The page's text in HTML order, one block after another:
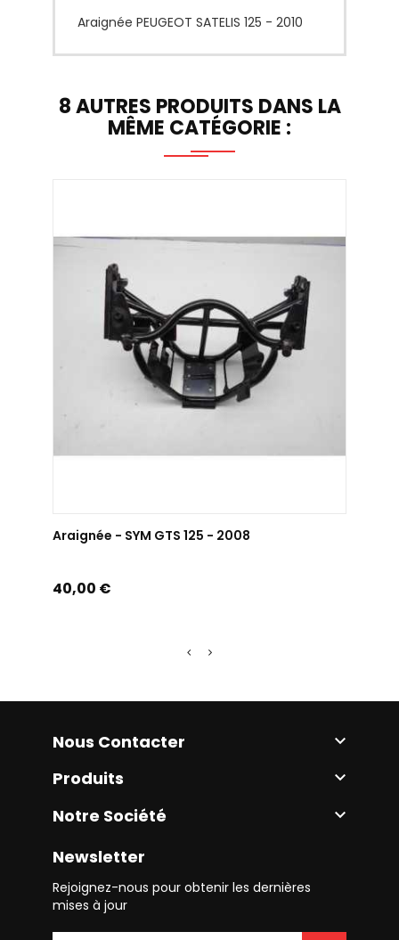
Araignée PEUGEOT SATELIS 125 - 2010
8 AUTRES PRODUITS DANS LA
MÊME CATÉGORIE :
Araignée - SYM GTS 125 - 2008
Prix
40,00 €
Nous Contacter 
Produits 
Notre Société 
Newsletter
Rejoignez-nous pour obtenir les dernières
mises à jour